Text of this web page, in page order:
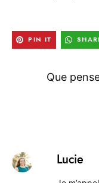
PIN IT
Que
Lucie